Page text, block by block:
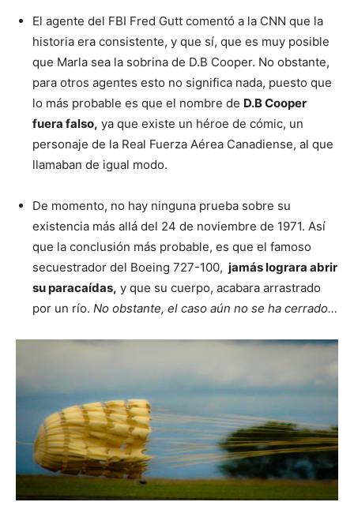
El agente del FBI Fred Gutt comentó a la CNN que la
historia era consistente, y que sí, que es muy posible
que Marla sea la sobrina de D.B Cooper. No obstante,
para otros agentes esto no significa nada, puesto que
lo más probable es que el nombre de D.B Cooper
fuera falso, ya que existe un héroe de cómic, un
personaje de la Real Fuerza Aérea Canadiense, al que
llamaban de igual modo.
De momento, no hay ninguna prueba sobre su
existencia más allá del 24 de noviembre de 1971. Así
que la conclusión más probable, es que el famoso
secuestrador del Boeing 727-100, jamás lograra abrir
su paracaídas, y que su cuerpo, acabara arrastrado
por un río. No obstante, el caso aún no se ha cerrado…